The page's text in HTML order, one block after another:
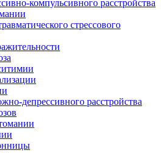
компульсивного расстройства
стрессового
депрессивного расстройства